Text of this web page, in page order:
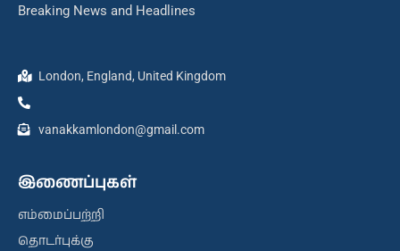
Breaking News and Headlines
London, England, United Kingdom
vanakkamlondon@gmail.com
இணைப்புகள்
எம்மைப்பற்றி
தொடர்புக்கு